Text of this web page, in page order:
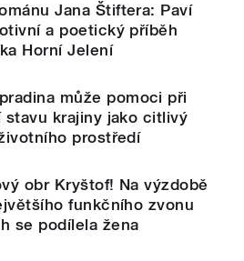
Jana Štiftera: Paví
a poetický příběh
Horní Jelení
může pomoci při
stavu krajiny jako citlivý
prostředí
obr Kryštof! Na výzdobě
funkčního zvonu
se podílela žena